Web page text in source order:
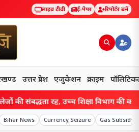
लाइव टीवी ई-पेपर रिपोर्टर बनें
उत्तर प्रदेश एजुकेशन क्राइम
संबद्धता रद्द, उच्च शिक्षा विभाग की
Bihar News Currency Seizure Gas Subsidy